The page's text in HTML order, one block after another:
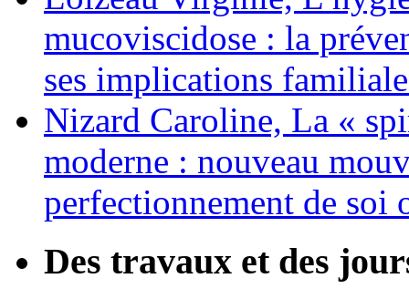
mucoviscidose : la
ses implications
Nizard Caroline, La «
moderne : nouveau
perfectionnement de soi
Des travaux et des